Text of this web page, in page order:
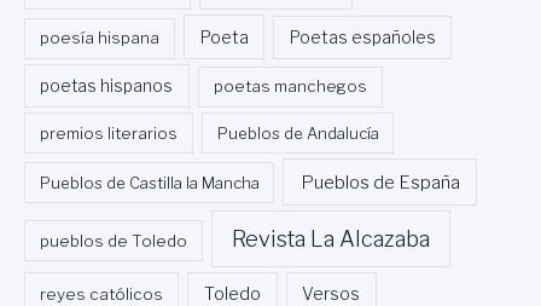
poesía hispana Poeta Poetas españoles
poetas hispanos poetas manchegos
premios literarios Pueblos de Andalucía
Pueblos de Castilla la Mancha Pueblos de España
pueblos de Toledo Revista La Alcazaba
reyes católicos Toledo Versos